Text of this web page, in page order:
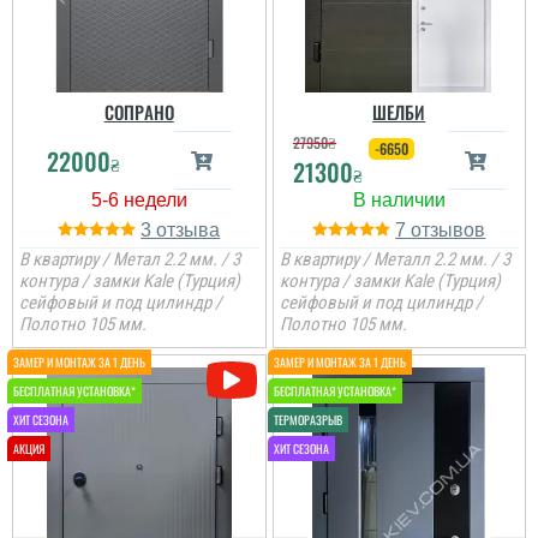
Микола
Чудовий дизайн, скло та
ковка, хотілось щоб
поиряпляло більше
світла, бо вікон в
коридорі нема. Поки я
задоволений. Єдине
Володимир
Стильні та надійні двері
з хорошим металом та
СОПРАНО
22000₴
3
В квартиру / Метал 2.2 мм. / 3
контура / замки Kale (Турция)
сейфовый и под цилиндр /
Полотно 105 мм.
ШЕЛБИ
27950₴
21300₴
-6650
7
В квартиру / Металл 2.2 мм. / 3
контура / замки Kale (Турция)
сейфовый и под цилиндр /
Полотно 105 мм.